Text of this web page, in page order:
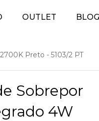
OUTLET BLOG
Preto - 5103/2 PT
Sobrepor
4W